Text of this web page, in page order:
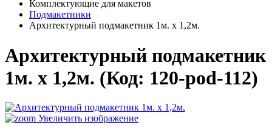
Комплектующие для макетов
Подмакетники
Архитектурный подмакетник 1м. х 1,2м.
Архитектурный подмакетник
1м. х 1,2м. (Код: 120-pod-112)
Увеличить изображение